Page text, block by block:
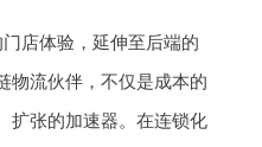
店体验，延伸至后端的
物流伙伴，不仅是成本的
扩张的加速器。在连锁化